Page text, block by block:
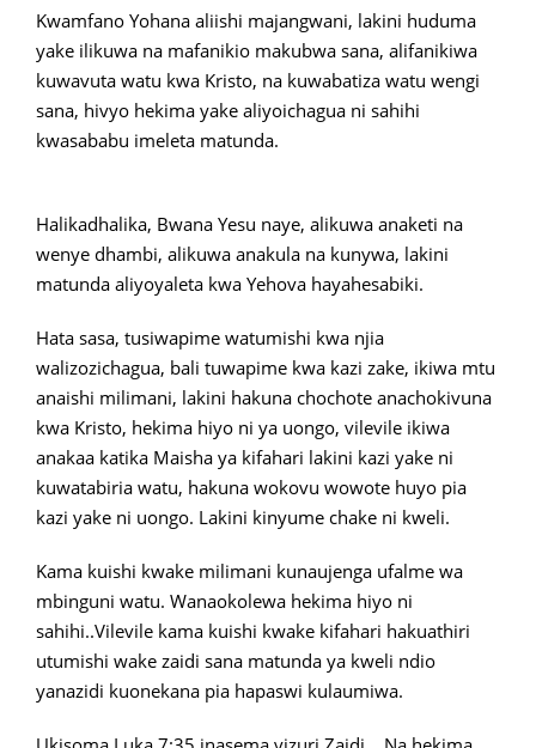
Kwamfano Yohana aliishi majangwani, lakini huduma
yake ilikuwa na mafanikio makubwa sana, alifanikiwa
kuwavuta watu kwa Kristo, na kuwabatiza watu wengi
sana, hivyo hekima yake aliyoichagua ni sahihi
kwasababu imeleta matunda.
Halikadhalika, Bwana Yesu naye, alikuwa anaketi na
wenye dhambi, alikuwa anakula na kunywa, lakini
matunda aliyoyaleta kwa Yehova hayahesabiki.
Hata sasa, tusiwapime watumishi kwa njia
walizozichagua, bali tuwapime kwa kazi zake, ikiwa mtu
anaishi milimani, lakini hakuna chochote anachokivuna
kwa Kristo, hekima hiyo ni ya uongo, vilevile ikiwa
anakaa katika Maisha ya kifahari lakini kazi yake ni
kuwatabiria watu, hakuna wokovu wowote huyo pia
kazi yake ni uongo. Lakini kinyume chake ni kweli.
Kama kuishi kwake milimani kunaujenga ufalme wa
mbinguni watu. Wanaokolewa hekima hiyo ni
sahihi..Vilevile kama kuishi kwake kifahari hakuathiri
utumishi wake zaidi sana matunda ya kweli ndio
yanazidi kuonekana pia hapaswi kulaumiwa.